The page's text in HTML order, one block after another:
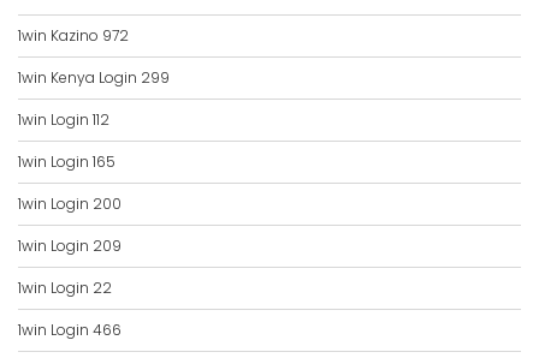
1win Kazino 972
1win Kenya Login 299
1win Login 112
1win Login 165
1win Login 200
1win Login 209
1win Login 22
1win Login 466